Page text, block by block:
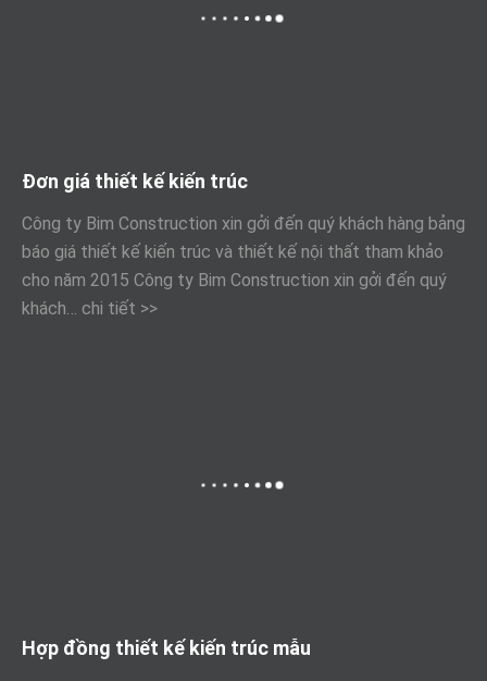
Đơn giá thiết kế kiến trúc
Công ty Bim Construction xin gởi đến quý khách hàng bảng
báo giá thiết kế kiến trúc và thiết kế nội thất tham khảo
cho năm 2015 Công ty Bim Construction xin gởi đến quý
khách… chi tiết >>
Hợp đồng thiết kế kiến trúc mẫu